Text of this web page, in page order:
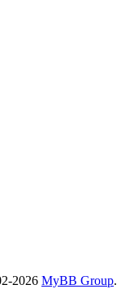
2026 MyBB Group.